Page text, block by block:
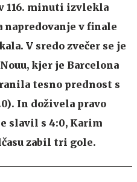
116. minuti izvlekla
napredovanje v finale
V sredo zvečer se je
kjer je Barcelona
tesno prednost s
In doživela pravo
slavil s 4:0, Karim
zabil tri gole.